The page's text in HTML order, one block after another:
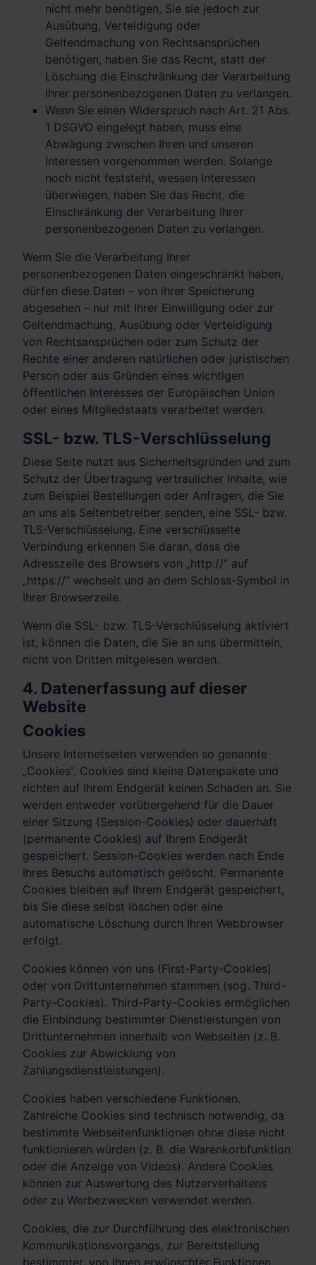
nicht mehr benötigen, Sie sie jedoch zur
Ausübung, Verteidigung oder
Geltendmachung von Rechtsansprüchen
benötigen, haben Sie das Recht, statt der
Löschung die Einschränkung der Verarbeitung
Ihrer personenbezogenen Daten zu verlangen.
Wenn Sie einen Widerspruch nach Art. 21 Abs.
1 DSGVO eingelegt haben, muss eine
Abwägung zwischen Ihren und unseren
Interessen vorgenommen werden. Solange
noch nicht feststeht, wessen Interessen
überwiegen, haben Sie das Recht, die
Einschränkung der Verarbeitung Ihrer
personenbezogenen Daten zu verlangen.
Wenn Sie die Verarbeitung Ihrer
personenbezogenen Daten eingeschränkt haben,
dürfen diese Daten – von ihrer Speicherung
abgesehen – nur mit Ihrer Einwilligung oder zur
Geltendmachung, Ausübung oder Verteidigung
von Rechtsansprüchen oder zum Schutz der
Rechte einer anderen natürlichen oder juristischen
Person oder aus Gründen eines wichtigen
öffentlichen Interesses der Europäischen Union
oder eines Mitgliedstaats verarbeitet werden.
SSL- bzw. TLS-Verschlüsselung
Diese Seite nutzt aus Sicherheitsgründen und zum
Schutz der Übertragung vertraulicher Inhalte, wie
zum Beispiel Bestellungen oder Anfragen, die Sie
an uns als Seitenbetreiber senden, eine SSL- bzw.
TLS-Verschlüsselung. Eine verschlüsselte
Verbindung erkennen Sie daran, dass die
Adresszeile des Browsers von „http://“ auf
„https://“ wechselt und an dem Schloss-Symbol in
Ihrer Browserzeile.
Wenn die SSL- bzw. TLS-Verschlüsselung aktiviert
ist, können die Daten, die Sie an uns übermitteln,
nicht von Dritten mitgelesen werden.
4. Datenerfassung auf dieser
Website
Cookies
Unsere Internetseiten verwenden so genannte
„Cookies“. Cookies sind kleine Datenpakete und
richten auf Ihrem Endgerät keinen Schaden an. Sie
werden entweder vorübergehend für die Dauer
einer Sitzung (Session-Cookies) oder dauerhaft
(permanente Cookies) auf Ihrem Endgerät
gespeichert. Session-Cookies werden nach Ende
Ihres Besuchs automatisch gelöscht. Permanente
Cookies bleiben auf Ihrem Endgerät gespeichert,
bis Sie diese selbst löschen oder eine
automatische Löschung durch Ihren Webbrowser
erfolgt.
Cookies können von uns (First-Party-Cookies)
oder von Drittunternehmen stammen (sog. Third-
Party-Cookies). Third-Party-Cookies ermöglichen
die Einbindung bestimmter Dienstleistungen von
Drittunternehmen innerhalb von Webseiten (z. B.
Cookies zur Abwicklung von
Zahlungsdienstleistungen).
Cookies haben verschiedene Funktionen.
Zahlreiche Cookies sind technisch notwendig, da
bestimmte Webseitenfunktionen ohne diese nicht
funktionieren würden (z. B. die Warenkorbfunktion
oder die Anzeige von Videos). Andere Cookies
können zur Auswertung des Nutzerverhaltens
oder zu Werbezwecken verwendet werden.
Cookies, die zur Durchführung des elektronischen
Kommunikationsvorgangs, zur Bereitstellung